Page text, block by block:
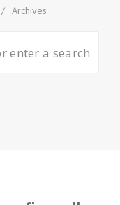
/ Archives